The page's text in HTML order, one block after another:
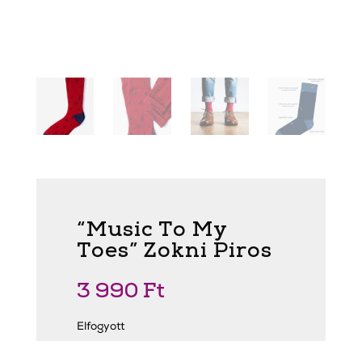
“Music To My
Toes” Zokni Piros
3 990 Ft
Elfogyott